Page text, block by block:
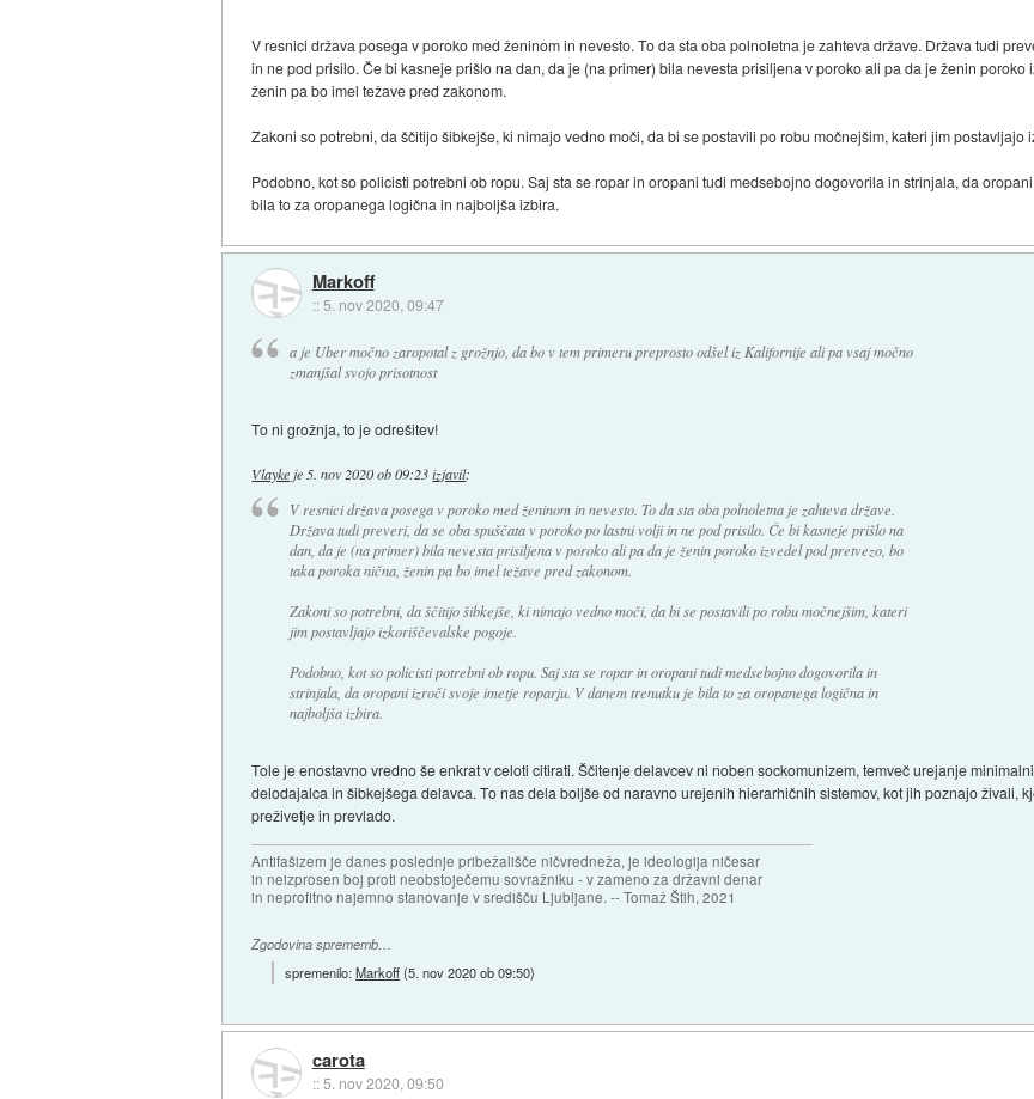
V resnici država posega v poroko med ženinom in nevesto. To da sta oba polnoletna je zahteva države. Država tudi
in ne pod prisilo. Če bi kasneje prišlo na dan, da je (na primer) bila nevesta prisiljena v poroko ali pa da je ženin poroko
ženin pa bo imel težave pred zakonom.
Zakoni so potrebni, da ščitijo šibkejše, ki nimajo vedno moči, da bi se postavili po robu močnejšim, kateri jim postavljajo
Podobno, kot so policisti potrebni ob ropu. Saj sta se ropar in oropani tudi medsebojno dogovorila in strinjala, da
bila to za oropanega logična in najboljša izbira.
Markoff
:: 5. nov 2020, 09:47
a je Uber močno zaropotal z grožnjo, da bo v tem primeru preprosto odšel iz Kalifornije ali pa vsaj močno
zmanjšal svojo prisotnost
To ni grožnja, to je odrešitev!
Vlayke je 5. nov 2020 ob 09:23 izjavil:
V resnici država posega v poroko med ženinom in nevesto. To da sta oba polnoletna je zahteva države.
Država tudi preveri, da se oba spuščata v poroko po lastni volji in ne pod prisilo. Če bi kasneje prišlo na
dan, da je (na primer) bila nevesta prisiljena v poroko ali pa da je ženin poroko izvedel pod pretvezo, bo
taka poroka nična, ženin pa bo imel težave pred zakonom.
Zakoni so potrebni, da ščitijo šibkejše, ki nimajo vedno moči, da bi se postavili po robu močnejšim, kateri
jim postavljajo izkoriščevalske pogoje.
Podobno, kot so policisti potrebni ob ropu. Saj sta se ropar in oropani tudi medsebojno dogovorila in
strinjala, da oropani izroči svoje imetje roparju. V danem trenutku je bila to za oropanega logična in
najboljša izbira.
Tole je enostavno vredno še enkrat v celoti citirati. Ščitenje delavcev ni noben sockomunizem, temveč urejanje
delodajalca in šibkejšega delavca. To nas dela boljše od naravno urejenih hierarhičnih sistemov, kot jih poznajo živali,
preživetje in prevlado.
Antifašizem je danes poslednje pribežališče ničvredneža, je ideologija ničesar
in neizprosen boj proti neobstoječemu sovražniku - v zameno za državni denar
in neprofitno najemno stanovanje v središču Ljubljane. -- Tomaž Štih, 2021
Zgodovina sprememb…
spremenilo:Markoff(5. nov 2020 ob 09:50)
carota
::5. nov 2020, 09:50